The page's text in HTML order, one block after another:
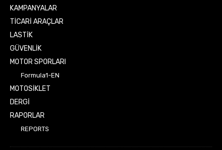
KAMPANYALAR
TİCARİ ARAÇLAR
LASTİK
GÜVENLİK
MOTOR SPORLARI
Formula1-EN
MOTOSİKLET
DERGİ
RAPORLAR
REPORTS